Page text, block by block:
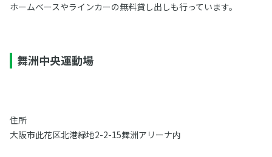
ホームベースやラインカーの無料貸し出しも行っています。
舞洲中央運動場
住所
大阪市此花区北港緑地2-2-15舞洲アリーナ内